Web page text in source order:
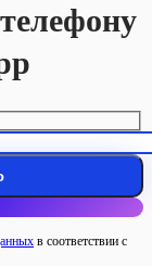
в соответствии с